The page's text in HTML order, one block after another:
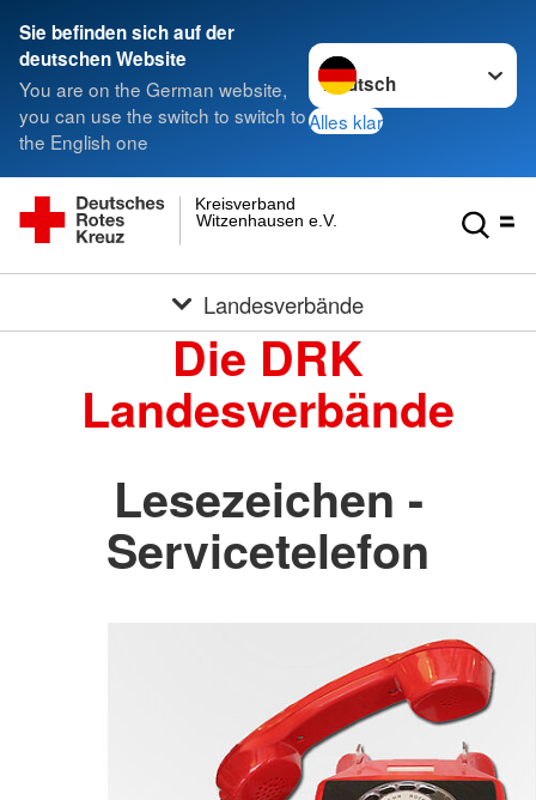
Sie befinden sich auf der
deutschen Website
You are on the German website,
you can use the switch to switch to
the English one
Sprache wechseln zu
Alles klar
Witzenhausen e.V.
Kreisverband
Landesverbände
Die DRK
Landesverbände
Lesezeichen -
Servicetelefon